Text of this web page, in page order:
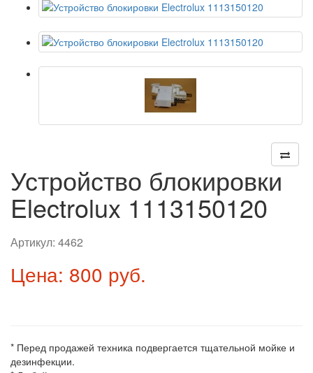
Устройство блокировки
Electrolux 1113150120
Артикул: 4462
Цена: 800 руб.
* Перед продажей техника подвергается тщательной мойке и
дезинфекции.